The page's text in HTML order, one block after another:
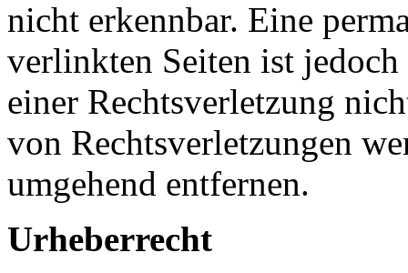
nicht erkennbar. Eine
verlinkten Seiten ist
einer Rechtsverletzung
von Rechtsverletzungen
umgehend entfernen.
Urheberrecht